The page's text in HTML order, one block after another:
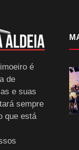
é
de
e suas
sempre
que está